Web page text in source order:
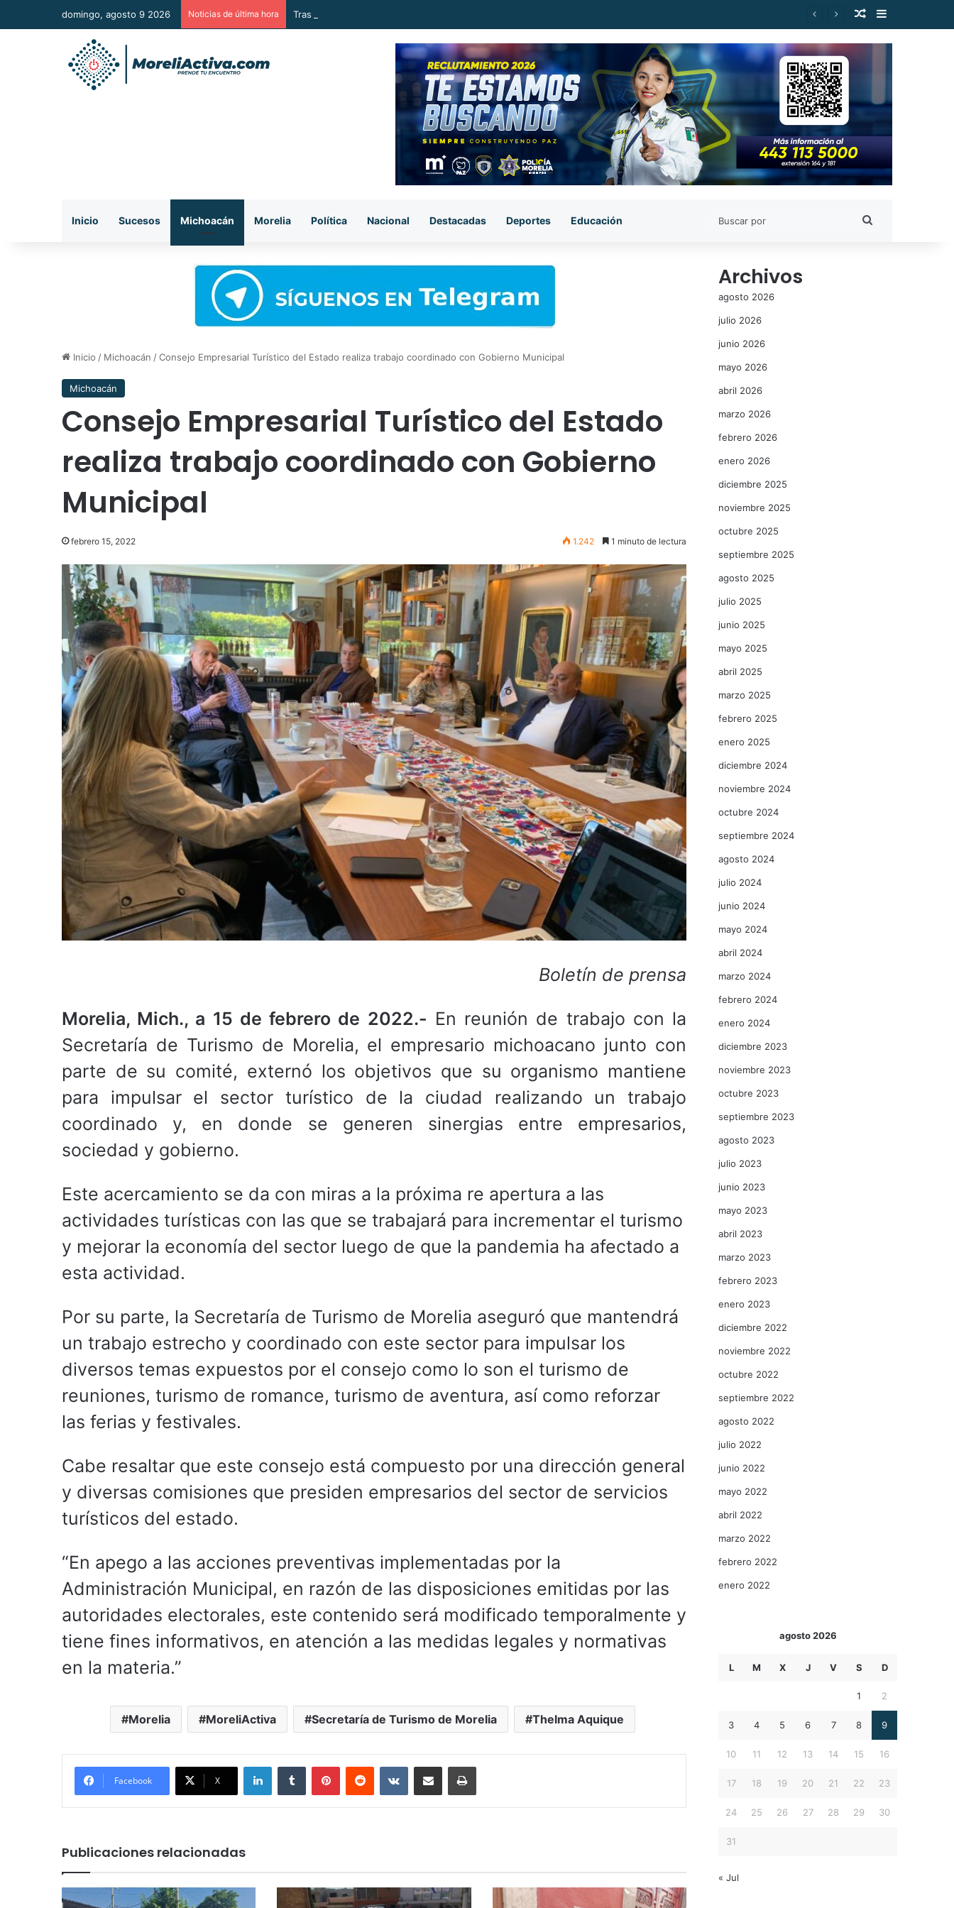
domingo, agosto 9 2026 Noticias de última hora Tras ataque armado, sujetos se llevan el cuerpo de la víctima en Buenavista Publicación al
Barra lateral
Inicio Sucesos Michoacán Morelia Política Nacional Destacadas Deportes Educación
Inicio / Michoacán /Consejo Empresarial Turístico del Estado realiza trabajo coordinado con Gobierno Municipal
Michoacán
Consejo Empresarial Turístico del Estado
realiza trabajo coordinado con Gobierno
Municipal
febrero 15, 2022 1.242 1 minuto de lectura
Boletín de prensa
Morelia, Mich., a 15 de febrero de 2022.- En reunión de trabajo con la
Secretaría de Turismo de Morelia, el empresario michoacano junto con
parte de su comité, externó los objetivos que su organismo mantiene
para impulsar el sector turístico de la ciudad realizando un trabajo
coordinado y, en donde se generen sinergias entre empresarios,
sociedad y gobierno.
Este acercamiento se da con miras a la próxima re apertura a las
actividades turísticas con las que se trabajará para incrementar el turismo
y mejorar la economía del sector luego de que la pandemia ha afectado a
esta actividad.
Por su parte, la Secretaría de Turismo de Morelia aseguró que mantendrá
un trabajo estrecho y coordinado con este sector para impulsar los
diversos temas expuestos por el consejo como lo son el turismo de
reuniones, turismo de romance, turismo de aventura, así como reforzar
las ferias y festivales.
Cabe resaltar que este consejo está compuesto por una dirección general
y diversas comisiones que presiden empresarios del sector de servicios
turísticos del estado.
“En apego a las acciones preventivas implementadas por la
Administración Municipal, en razón de las disposiciones emitidas por las
autoridades electorales, este contenido será modificado temporalmente y
tiene fines informativos, en atención a las medidas legales y normativas
en la materia.”
Morelia MoreliActiva Secretaría de Turismo de Morelia Thelma Aquique
Facebook X
LinkedInTumblr PinterestReddit VKontakteCompartir por correo electrónicoImprimir
Publicaciones relacionadas
Archivos
agosto 2026
julio 2026
junio 2026
mayo 2026
abril 2026
marzo 2026
febrero 2026
enero 2026
diciembre 2025
noviembre 2025
octubre 2025
septiembre 2025
agosto 2025
julio 2025
junio 2025
mayo 2025
abril 2025
marzo 2025
febrero 2025
enero 2025
diciembre 2024
noviembre 2024
octubre 2024
septiembre 2024
agosto 2024
julio 2024
junio 2024
mayo 2024
abril 2024
marzo 2024
febrero 2024
enero 2024
diciembre 2023
noviembre 2023
octubre 2023
septiembre 2023
agosto 2023
julio 2023
junio 2023
mayo 2023
abril 2023
marzo 2023
febrero 2023
enero 2023
diciembre 2022
noviembre 2022
octubre 2022
septiembre 2022
agosto 2022
julio 2022
junio 2022
mayo 2022
abril 2022
marzo 2022
febrero 2022
enero 2022
agosto 2026
L M X J V S D
1 2
3 4 5 6 7 8 9
10 11 12 13 14 15 16
17 18 19 20 21 22 23
24 25 26 27 28 29 30
31
« Jul